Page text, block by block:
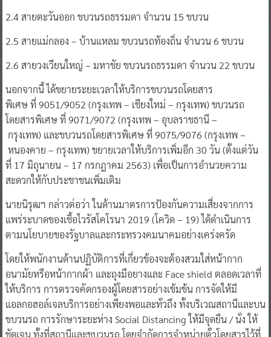
2.4 สายตะวันออก ขบวนรถธรรมดา จำนวน 15 ขบวน​
​2.5 สายแม่กลอง – บ้านแหลม ขบวนรถท้องถิ่น จำนวน 6 ขบวน
​2.6 สายวงเวียนใหญ่ – มหาชัย ขบวนรถธรรมดา จำนวน 22 ขบวน
นอกจากนี้ ได้ขยายระยะเวลาให้บริการขบวนรถโดยสาร
พิเศษ ที่ 9051/9052 (กรุงเทพ – เชียงใหม่ – กรุงเทพ) ขบวนรถ
โดยสารพิเศษ ที่ 9071/9072 (กรุงเทพ – อุบลราชธานี –
กรุงเทพ) และขบวนรถโดยสารพิเศษ ที่ 9075/9076 (กรุงเทพ –
หนองคาย – กรุงเทพ) ขยายเวลาให้บริการเพิ่มอีก 30 วัน (ตั้งแต่วัน
ที่ 17 มิถุนายน – 17 กรกฎาคม 2563) เพื่อเป็นการอำนวยความ
สะดวกให้กับประชาชนเพิ่มเติม
นายนิรุฒฯ กล่าวต่อว่า ในด้านมาตรการป้องกันความเสี่ยงจากการ
แพร่ระบาดของเชื้อไวรัสโคโรนา 2019 (โควิด – 19) ได้ดำเนินการ
ตามนโยบายของรัฐบาลและกระทรวงคมนาคมอย่างเคร่งครัด
โดยให้พนักงานด้านปฏิบัติการที่เกี่ยวข้องจะต้องสวมใส่หน้ากาก
อนามัยหรือหน้ากากผ้า และถุงมือยางและ Face shield ตลอดเวลาที่
ให้บริการ การตรวจคัดกรองผู้โดยสารอย่างเข้มข้น การจัดให้มี
แอลกอฮอล์เจลบริการอย่างเพียงพอและทั่วถึง ทั้งบริเวณสถานีและบน
ขบวนรถ การรักษาระยะห่าง Social Distancing ให้มีจุดยืน / นั่ง ให้
ชัดเจน ทั้งที่สถานีและขบวนรถ โดยจำกัดการจำหน่ายตั๋วโดยสารไว้ที่